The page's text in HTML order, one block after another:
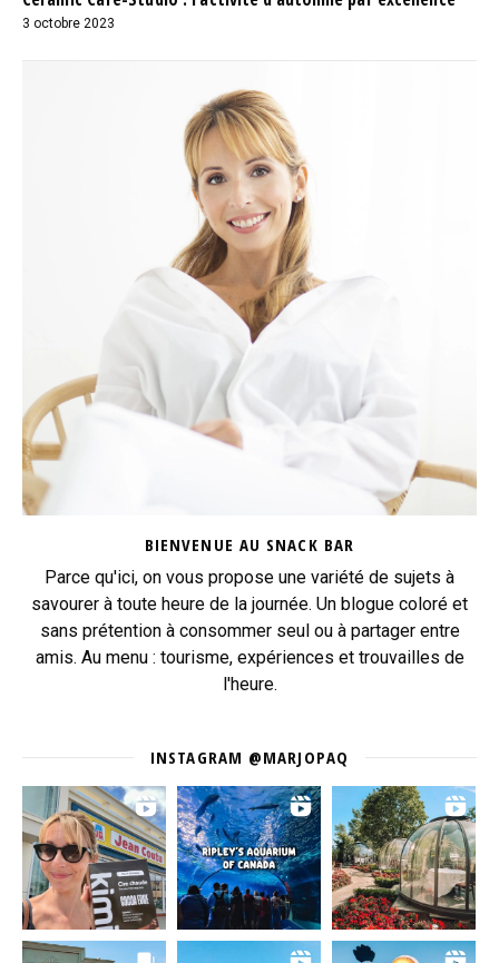
3 octobre 2023
BIENVENUE AU SNACK BAR
Parce qu'ici, on vous propose une variété de sujets à
savourer à toute heure de la journée. Un blogue coloré et
sans prétention à consommer seul ou à partager entre
amis. Au menu : tourisme, expériences et trouvailles de
l'heure.
INSTAGRAM @MARJOPAQ